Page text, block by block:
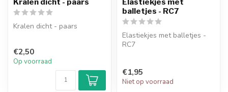
Kralen dicht - paars
€2,50
Op voorraad
balletjes - RC7
Elastiekjes met balletjes -
RC7
€1,95
Niet op voorraad